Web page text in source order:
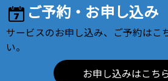
ご予約・お申し込み
サービスのお申し込み、ご予約はこ
い。
お申し込みはこち